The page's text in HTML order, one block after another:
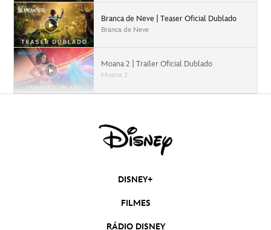
Branca de Neve | Teaser Oficial Dublado
Branca de Neve
Moana 2 | Trailer Oficial Dublado
Moana 2
Capitão América: Admirável Mundo Novo
Agatha Desde Sempre | Teaser Trailer
Moana 2 | Teaser Trailer Oficial Dublado
DISNEY+
FILMES
RÁDIO DISNEY